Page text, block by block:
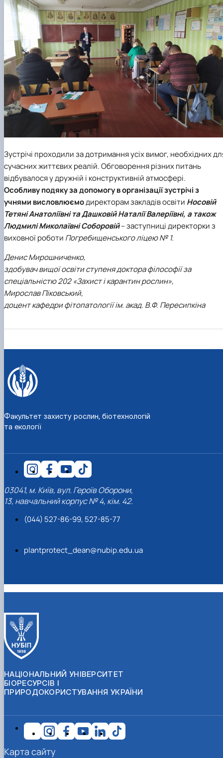
Зустрічі проходили за дотримання усіх вимог, необхідних
сучасних життєвих реалій. Обговорення різних питань
відбувалося у дружній і конструктивній атмосфері.
Особливу подяку за допомогу в організації зустрічі з
учнями висловлюємодиректорам закладів освіти Носовій
Тетяні Анатоліївні та Дашковій Наталії Валеріївні, a також
Людмилі Миколаївні Соборовій– заступниці директорки з
виховної роботи Погребищенського ліцею № 1.
Денис Мирошниченко,
здобувач вищої освіти ступеня доктора філософії за
спеціальністю 202 «Захист і карантин рослин»,
Мирослав Піковський,
доцент кафедри фітопатології ім. акад. В.Ф. Пересипкіна
Факультет захисту рослин, біотехнологій
та екології
03041, м. Київ, вул. Героїв Оборони,
13, навчальний корпус № 4, кім. 42.
(044) 527-86-99, 527-85-77
plantprotect_dean@nubip.edu.ua
НАЦІОНАЛЬНИЙ УНІВЕРСИТЕТ
БІОРЕСУРСІВ І
ПРИРОДОКОРИСТУВАННЯ УКРАЇНИ
Карта сайту